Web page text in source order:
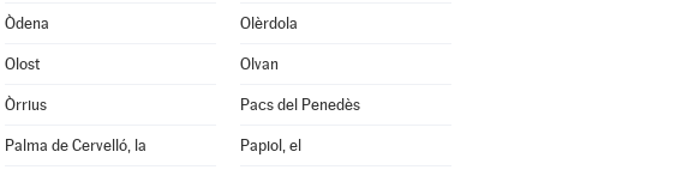
Òdena Olèrdola
Olost Olvan
Òrrius Pacs del Penedès
Palma de Cervelló, la Papiol, el